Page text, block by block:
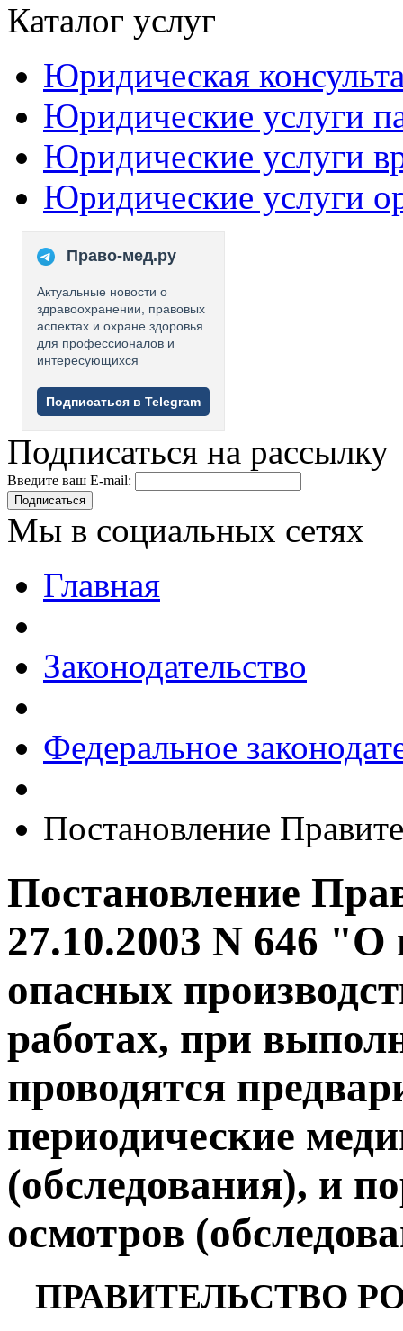
Каталог услуг
Юридическая
Юридические услуги
Юридические услуги
Юридические услуги
Право-мед.ру
Актуальные новости о
здравоохранении, правовых
аспектах и охране здоровья
для профессионалов и
интересующихся
Подписаться в Telegram
Подписаться на рассылку
Введите ваш E-mail:
Подписаться
Мы в социальных сетях
Главная
Законодательство
Федеральное
Постановление
Постановление
27.10.2003 N 646
опасных
работах, при
проводятся
периодические
(обследования), и
осмотров
ПРАВИТЕЛЬСТВО